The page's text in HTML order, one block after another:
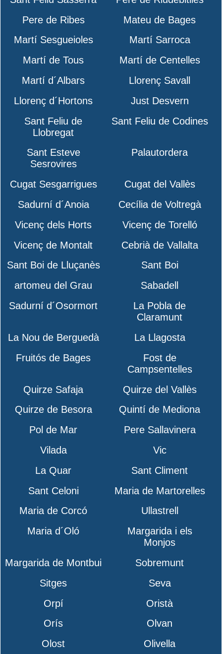
Pere de Ribes
Mateu de Bages
Martí Sesgueioles
Martí Sarroca
Martí de Tous
Martí de Centelles
Martí d´Albars
Llorenç Savall
Llorenç d´Hortons
Just Desvern
Sant Feliu de
Llobregat
Sant Feliu de Codines
Sant Esteve
Sesrovires
Palautordera
Cugat Sesgarrigues
Cugat del Vallès
Sadurní d´Anoia
Cecília de Voltregà
Vicenç dels Horts
Vicenç de Torelló
Vicenç de Montalt
Cebrià de Vallalta
Sant Boi de Lluçanès
Sant Boi
artomeu del Grau
Sabadell
Sadurní d´Osormort
La Pobla de
Claramunt
La Nou de Berguedà
La Llagosta
Fruitós de Bages
Fost de
Campsentelles
Quirze Safaja
Quirze del Vallès
Quirze de Besora
Quintí de Mediona
Pol de Mar
Pere Sallavinera
Vilada
Vic
La Quar
Sant Climent
Sant Celoni
Maria de Martorelles
Maria de Corcó
Ullastrell
Maria d´Oló
Margarida i els
Monjos
Margarida de Montbui
Sobremunt
Sitges
Seva
Orpí
Oristà
Orís
Olvan
Olost
Olivella